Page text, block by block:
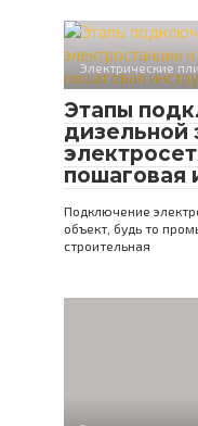
Электрические
Этапы
дизельной
пошаговая
Подключение
объект, будь то
строительная